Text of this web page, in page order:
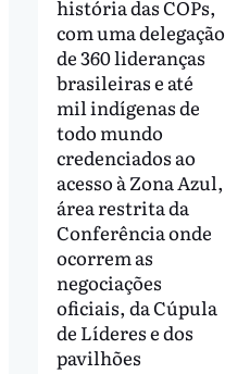
história das COPs,
com uma delegação
de 360 lideranças
brasileiras e até
mil indígenas de
todo mundo
credenciados ao
acesso à Zona Azul,
área restrita da
Conferência onde
ocorrem as
negociações
oficiais, da Cúpula
de Líderes e dos
pavilhões